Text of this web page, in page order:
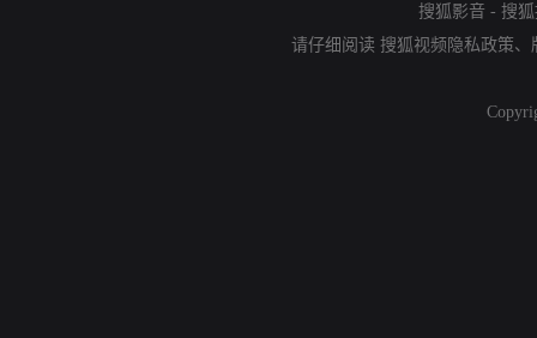
搜狐影音 - 搜
请仔细阅读 搜狐视频隐私政策、